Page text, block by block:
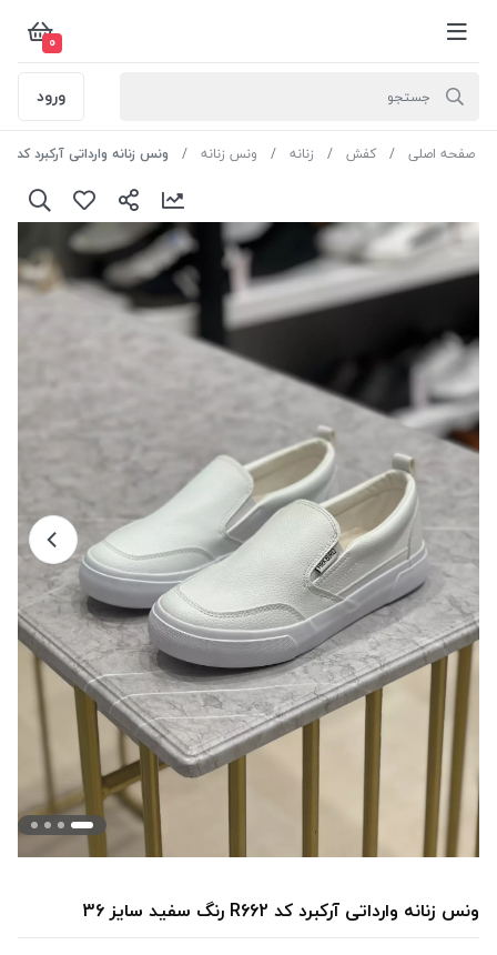
0
ورود
صفحه اصلی کفش زنانه ونس زنانه ونس زنانه وارداتی آرکبرد کد R662 رنگ سفید سایز 36
ونس زنانه وارداتی آرکبرد کد R662 رنگ سفید سایز 36